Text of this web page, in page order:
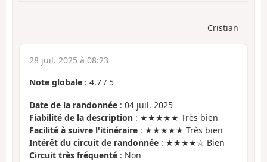
Cristian
28 juil. 2025 à 08:23
Note globale : 4.7 / 5
Date de la randonnée : 04 juil. 2025
Fiabilité de la description : ★★★★★ Très bien
Facilité à suivre l'itinéraire : ★★★★★ Très bien
Intérêt du circuit de randonnée : ★★★★☆ Bien
Circuit très fréquenté : Non